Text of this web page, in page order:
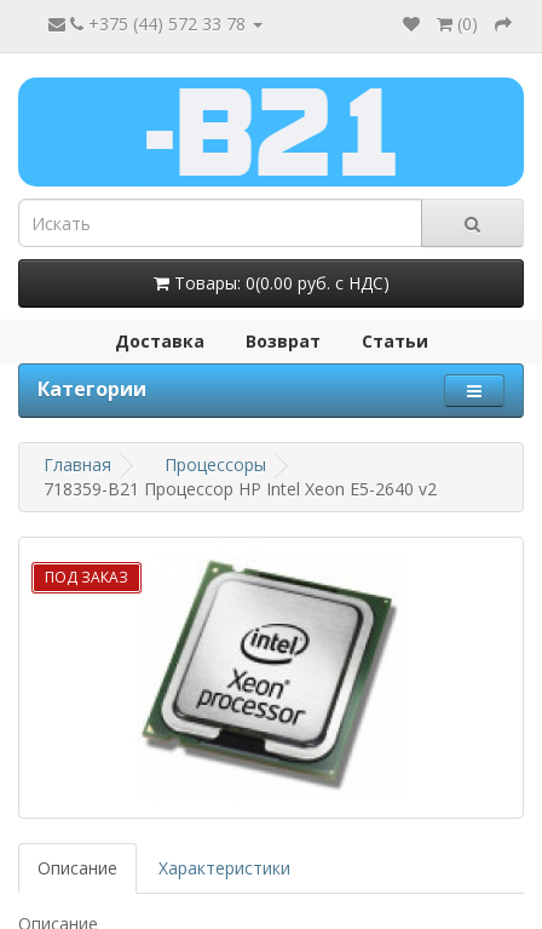
+375 (44) 572 33 78 (0)
Товары: 0(0.00 руб. с НДС)
Доставка Возврат Статьи
Категории
Главная
Процессоры
718359-B21 Процессор HP Intel Xeon E5-2640 v2
ПОД ЗАКАЗ
Описание Характеристики
Описание